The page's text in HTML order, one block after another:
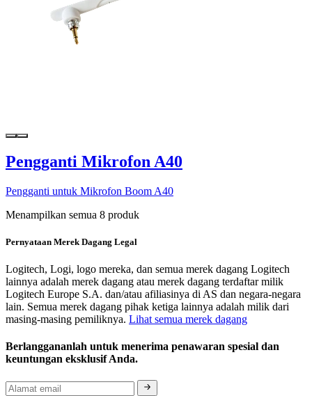
Pengganti Mikrofon A40
Pengganti untuk Mikrofon Boom A40
Menampilkan semua 8 produk
Pernyataan Merek Dagang Legal
Logitech, Logi, logo mereka, dan semua merek dagang Logitech
lainnya adalah merek dagang atau merek dagang terdaftar milik
Logitech Europe S.A. dan/atau afiliasinya di AS dan negara-negara
lain. Semua merek dagang pihak ketiga lainnya adalah milik dari
masing-masing pemiliknya. Lihat semua merek dagang
Berlanggananlah untuk menerima penawaran spesial dan
keuntungan eksklusif Anda.